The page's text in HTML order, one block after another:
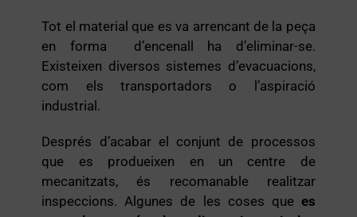
Tot el material que es va arrencant de la peça
en forma d’encenall ha d’eliminar-se.
Existeixen diversos sistemes d’evacuacions,
com els transportadors o l’aspiració
industrial.
Després d’acabar el conjunt de processos
que es produeixen en un centre de
mecanitzats, és recomanable realitzar
inspeccions. Algunes de les coses que es